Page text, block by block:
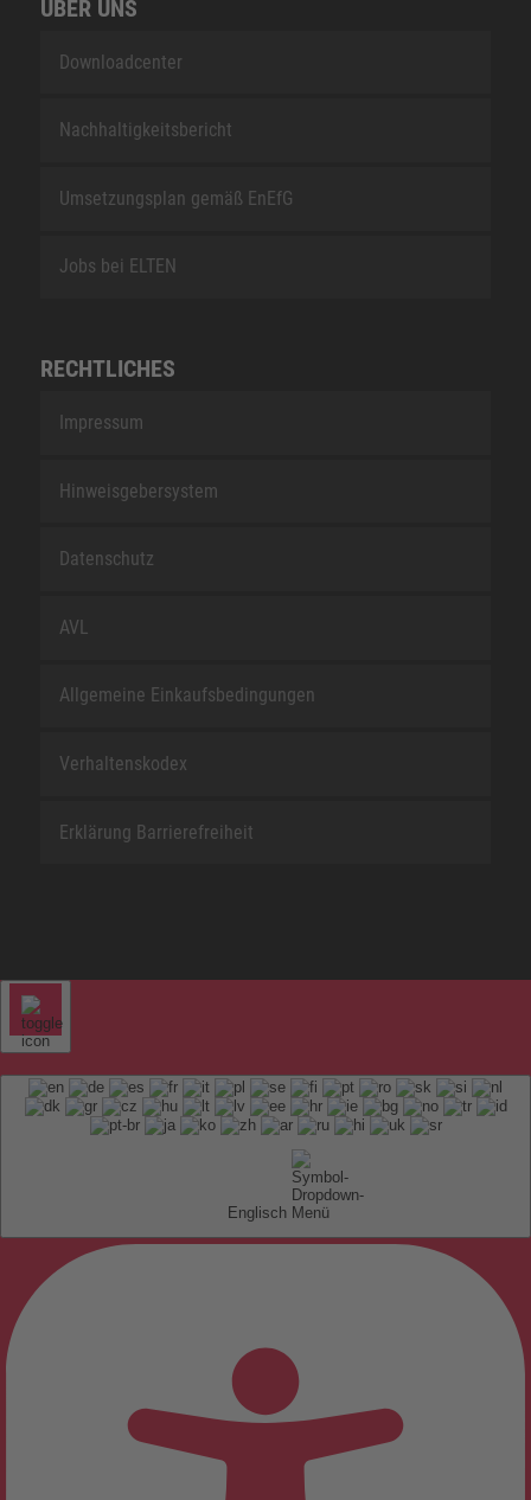
ÜBER UNS
Downloadcenter
Nachhaltigkeitsbericht
Umsetzungsplan gemäß EnEfG
Jobs bei ELTEN
RECHTLICHES
Impressum
Hinweisgebersystem
Datenschutz
AVL
Allgemeine Einkaufsbedingungen
Verhaltenskodex
Erklärung Barrierefreiheit
Englisch